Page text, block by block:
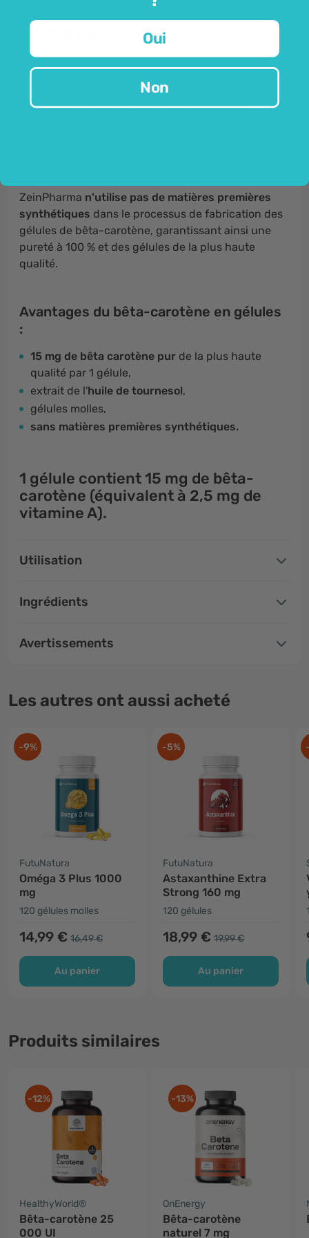
Une gélule contient15 mg de bêta-carotène pur.
Pour consommer chaque jour cette quantité de
bêta-carotène dans l'alimentation, il faudrait
ZeinPharma n'utilise pas de matières premières
synthétiques dans le processus de fabrication des
gélules de bêta-carotène, garantissant ainsi une
pureté à 100 % et des gélules de la plus haute
qualité.
Avantages du bêta-carotène en gélules
:
15 mg de bêta carotène pur de la plus haute
qualité par 1 gélule,
extrait de l'huile de tournesol,
gélules molles,
sans matières premières synthétiques.
1 gélule contient 15 mg de bêta-
carotène (équivalent à 2,5 mg de
vitamine A).
Utilisation
Ingrédients
Avertissements
Les autres ont aussi acheté
-9%
FutuNatura
Oméga 3 Plus 1000
mg
120 gélules molles
14,99 € 16,49 €
Au panier
-5%
FutuNatura
Astaxanthine Extra
Strong 160 mg
120 gélules
18,99 € 19,99 €
Au panier
Produits similaires
-12%
HealthyWorld®
Bêta-carotène 25
000 UI
-13%
OnEnergy
Bêta-carotène
naturel 7 mg
Oui
Non